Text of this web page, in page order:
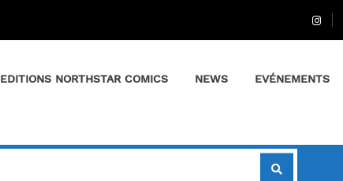
EDITIONS NORTHSTAR COMICS NEWS EVÉNEMENTS